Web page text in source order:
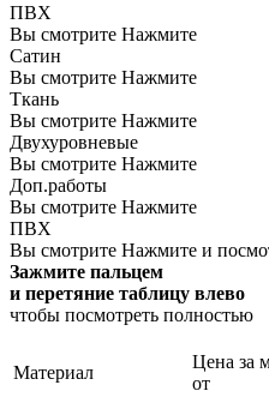
ПВХ
Вы смотрите Нажмите
Сатин
Вы смотрите Нажмите
Ткань
Вы смотрите Нажмите
Двухуровневые
Вы смотрите Нажмите
Доп.работы
Вы смотрите Нажмите
ПВХ
Вы смотрите Нажмите и
Зажмите пальцем
и перетяние таблицу влево
чтобы посмотреть полностью
Материал
Цена за
от